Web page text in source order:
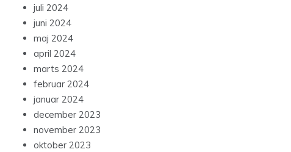
juli 2024
juni 2024
maj 2024
april 2024
marts 2024
februar 2024
januar 2024
december 2023
november 2023
oktober 2023